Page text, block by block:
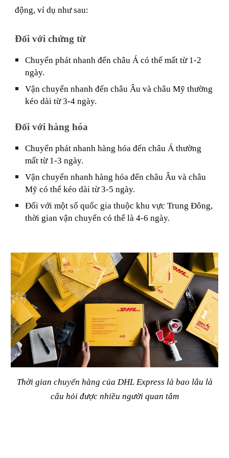
động, ví dụ như sau:
Đối với chứng từ
Chuyển phát nhanh đến châu Á có thể mất từ 1-2
ngày.
Vận chuyển nhanh đến châu Âu và châu Mỹ thường
kéo dài từ 3-4 ngày.
Đối với hàng hóa
Chuyển phát nhanh hàng hóa đến châu Á thường
mất từ 1-3 ngày.
Vận chuyển nhanh hàng hóa đến châu Âu và châu
Mỹ có thể kéo dài từ 3-5 ngày.
Đối với một số quốc gia thuộc khu vực Trung Đông,
thời gian vận chuyển có thể là 4-6 ngày.
Thời gian chuyển hàng của DHL Express là bao lâu là
câu hỏi được nhiều người quan tâm